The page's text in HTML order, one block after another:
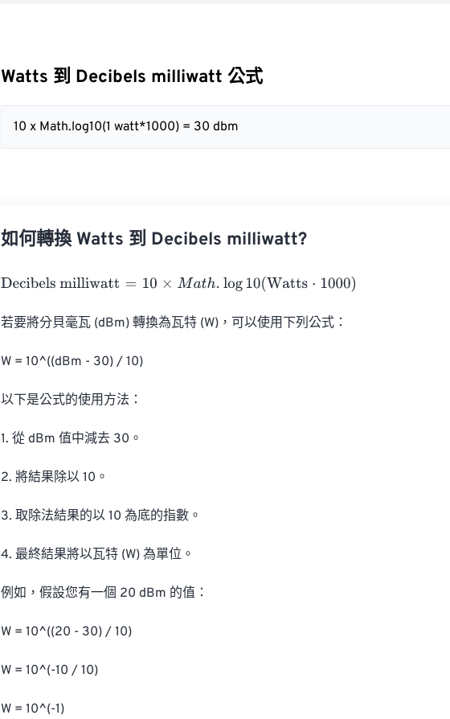
Watts 到 Decibels milliwatt 公式
10 x Math.log10(1 watt*1000) = 30 dbm
如何轉換 Watts 到 Decibels milliwatt?
Decibels milliwatt=10 ×M ath .log10(Watts⋅1000
若要將分貝毫瓦 (dBm) 轉換為瓦特 (W)，可以使用下列公式：
W = 10^((dBm - 30) / 10)
以下是公式的使用方法：
1. 從 dBm 值中減去 30。
2. 將結果除以 10。
3. 取除法結果的以 10 為底的指數。
4. 最終結果將以瓦特 (W) 為單位。
例如，假設您有一個 20 dBm 的值：
W = 10^((20 - 30) / 10)
W = 10^(-10 / 10)
W = 10^(-1)